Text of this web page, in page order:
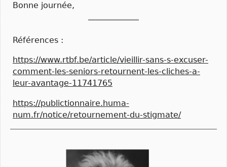
Bonne journée,
Références :
https://www.rtbf.be/article/vieillir-sans-s-excuser-
comment-les-seniors-retournent-les-cliches-a-
leur-avantage-11741765
https://publictionnaire.huma-
num.fr/notice/retournement-du-stigmate/